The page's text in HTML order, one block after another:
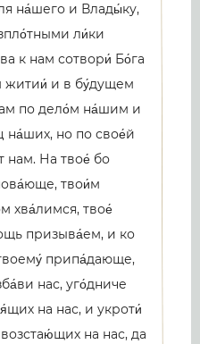
на́шего и Влады́ку,
ли́ки
к нам сотвори́ Бо́га
и в бу́дущем
по дело́м на́шим и
на́ших, но по свое́й
нам. На твое́ бо
твои́м
хва́лимся, твое́
призыва́ем, и ко
припа́дающе,
нас, уго́дниче
на нас, и укроти́
на нас, да